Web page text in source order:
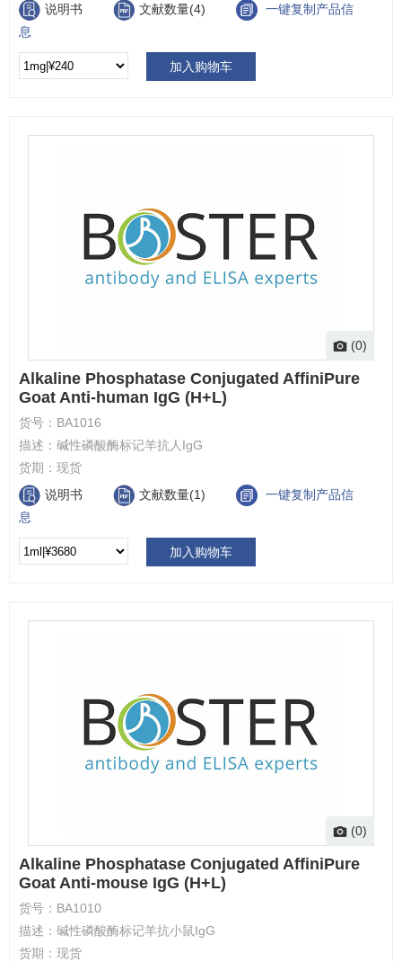
说明书
文献数量(4)
一键复制产品信
息
加入购物车
(0)
Alkaline Phosphatase Conjugated AffiniPure
Goat Anti-human IgG (H+L)
货号： BA1016
描述： 碱性磷酸酶标记羊抗人IgG
货期： 现货
说明书
文献数量(1)
一键复制产品信
息
加入购物车
(0)
Alkaline Phosphatase Conjugated AffiniPure
Goat Anti-mouse IgG (H+L)
货号： BA1010
描述： 碱性磷酸酶标记羊抗小鼠IgG
货期： 现货